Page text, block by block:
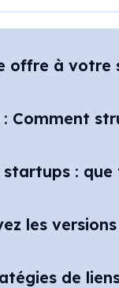
offre à votre
Comment
: que
les
de